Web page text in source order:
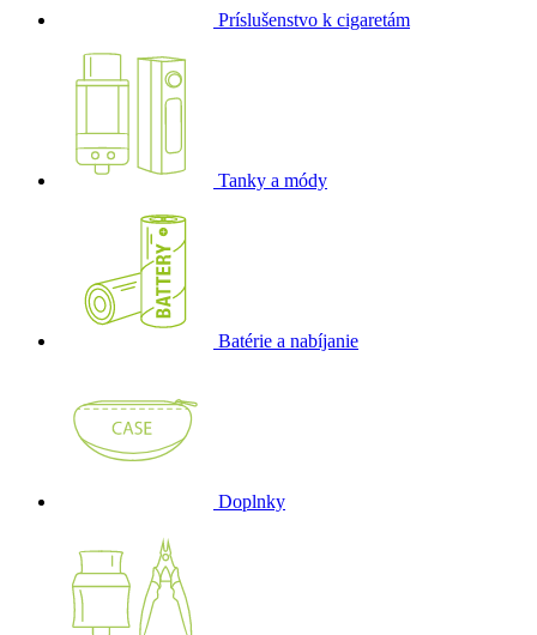
Príslušenstvo k cigaretám
Tanky a módy
Batérie a nabíjanie
Doplnky